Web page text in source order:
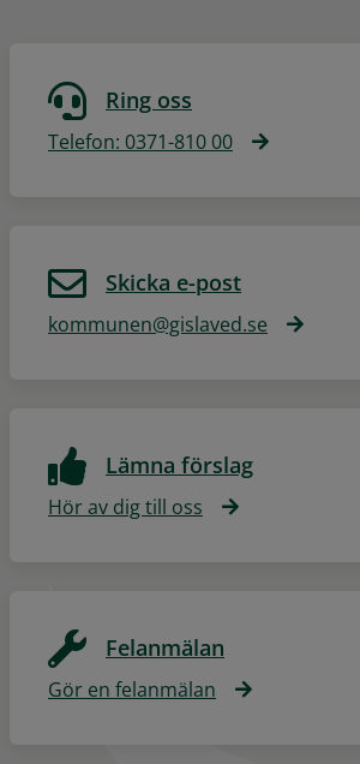
Ring oss
Telefon: 0371-810 00
Skicka e-post
kommunen@gislaved.se
Lämna förslag
Hör av dig till oss
Felanmälan
Gör en felanmälan